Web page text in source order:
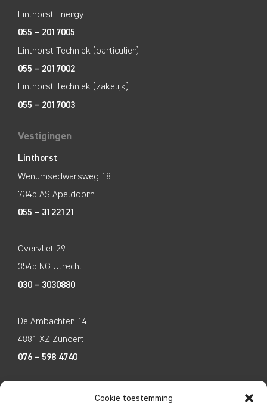
Cookie toestemming
Linthorst Energy
055 – 2017005
Linthorst Techniek (particulier)
055 – 2017002
Linthorst Techniek (zakelijk)
055 – 2017003
Vestigingen
Linthorst
Wenumsedwarsweg 18
7345 AS Apeldoorn
055 – 3122121
Overvliet 29
3545 NG Utrecht
030 – 3030880
De Ambachten 14
4881 XZ Zundert
076 – 598 4740